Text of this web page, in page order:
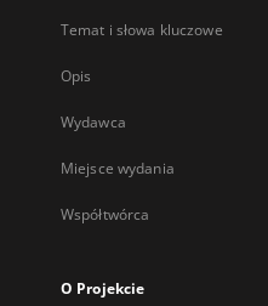
Temat i słowa kluczowe
Opis
Wydawca
Miejsce wydania
Współtwórca
O Projekcie